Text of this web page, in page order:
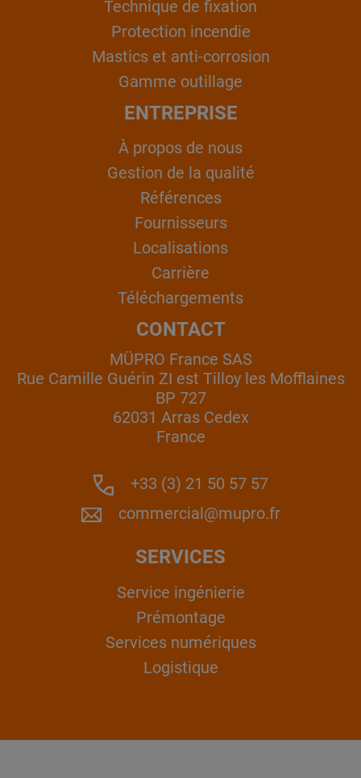
Technique de fixation
Protection incendie
Mastics et anti-corrosion
Gamme outillage
ENTREPRISE
À propos de nous
Gestion de la qualité
Références
Fournisseurs
Localisations
Carrière
Téléchargements
CONTACT
MÜPRO France SAS
Rue Camille Guérin ZI est Tilloy les Mofflaines
BP 727
62031 Arras Cedex
France
+33 (3) 21 50 57 57
commercial@mupro.fr
SERVICES
Service ingénierie
Prémontage
Services numériques
Logistique